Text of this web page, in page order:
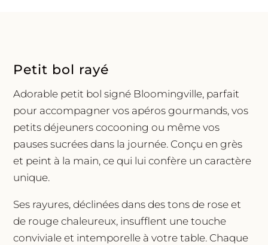
Bloomingville
Petit bol rayé
Adorable petit bol signé Bloomingville, parfait
pour accompagner vos apéros gourmands, vos
petits déjeuners cocooning ou même vos
pauses sucrées dans la journée. Conçu en grès
et peint à la main, ce qui lui confère un caractère
unique.
Ses rayures, déclinées dans des tons de rose et
de rouge chaleureux, insufflent une touche
conviviale et intemporelle à votre table. Chaque